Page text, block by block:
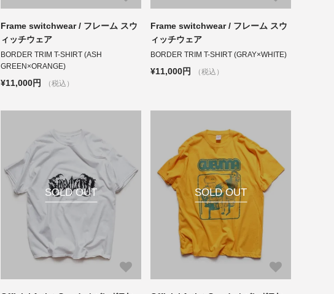
Frame switchwear / フレーム スウ
ィッチウェア
BORDER TRIM T-SHIRT (ASH
GREEN×ORANGE)
¥11,000円 （税込）
Frame switchwear / フレーム スウ
ィッチウェア
BORDER TRIM T-SHIRT (GRAY×WHITE)
¥11,000円 （税込）
SOLD OUT SOLD OUT